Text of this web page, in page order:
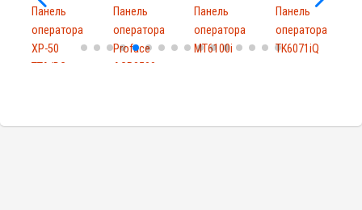
Панель
оператора
XP-50
TTA/DC
Панель
оператора
Proface
AGP3500-
Панель
оператора
MT6100i
Панель
оператора
TK6071iQ